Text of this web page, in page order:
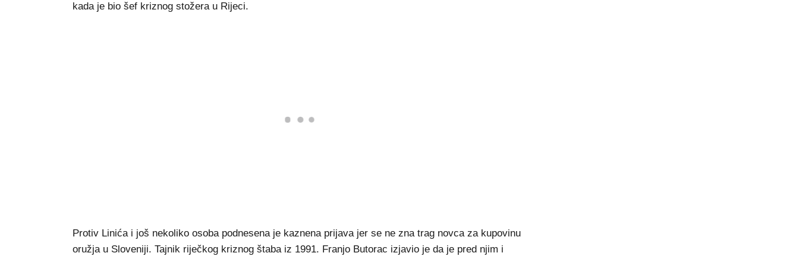
kada je bio šef kriznog stožera u Rijeci.
Protiv Linića i još nekoliko osoba podnesena je kaznena prijava jer se ne zna trag novca za kupovinu
oružja u Sloveniji. Tajnik riječkog kriznog štaba iz 1991. Franjo Butorac izjavio je da je pred njim i